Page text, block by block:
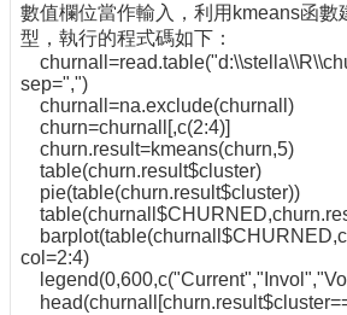
數值欄位當作輸入，利用kmeans函數
型，執行的程式碼如下：
sep=",")
churnall=na.exclude(churnall)
churn=churnall[,c(2:4)]
churn.result=kmeans(churn,5)
table(churn.result$cluster)
pie(table(churn.result$cluster))
col=2:4)